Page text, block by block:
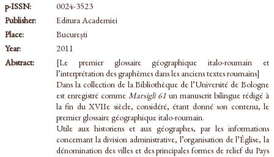
p-ISSN:
0024-3523
Publisher:
Editura Academiei
Place:
București
Year:
2011
Abstract:
[Le premier glossaire géographique italo-roumain et
l’interprétation des graphèmes dans les anciens textes roumains]
Dans la collection de la Bibliothèque de l’Université de Bologne
est enregistré comme Marsigli 61 un manuscrit bilingue rédigé à
la fin du XVIIe siècle, considéré, étant donné son contenu, le
premier glossaire géographique italo-roumain.
Utile aux historiens et aux géographes, par les informations
concernant la division administrative, l’organisation de l’Église, la
dénomination des villes et des principales formes de relief du Pays